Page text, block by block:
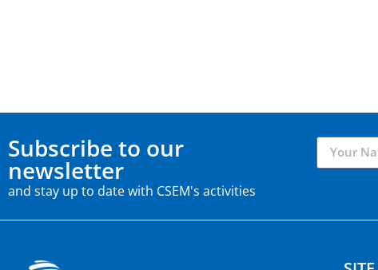
Subscribe to our
newsletter
and stay up to date with CSEM's activities